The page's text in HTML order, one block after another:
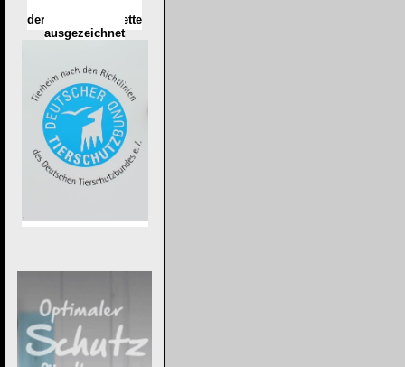
der
Tierheimplakette
ausgezeichnet